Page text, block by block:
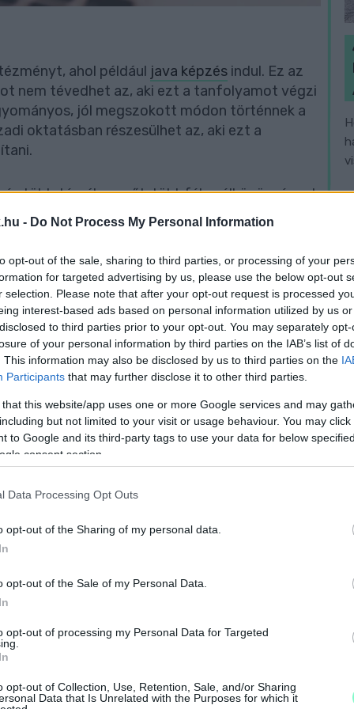
- Do Not Process My Personal Information
opt-out of the sale, sharing to third parties, or processing of your
for targeted advertising by us, please use the below opt-out
selection. Please note that after your opt-out request is processed
interest-based ads based on personal information utilized by us
to third parties prior to your opt-out. You may separately
of your personal information by third parties on the IAB’s list of
This information may also be disclosed by us to third parties on the
Participants that may further disclose it to other third parties.
that this website/app uses one or more Google services and may
but not limited to your visit or usage behaviour. You may
to Google and its third-party tags to use your data for below
consent section.
Data Processing Opt Outs
opt-out of the Sharing of my personal data.
opt-out of the Sale of my Personal Data.
opt-out of processing my Personal Data for Targeted
opt-out of Collection, Use, Retention, Sale, and/or Sharing
Data that Is Unrelated with the Purposes for which it
ahol például java képzés indul. Ez az
nem tévedhet az, aki ezt a tanfolyamot végzi
jól megszokott módon történnek a
oktatásban részesülhet az, aki ezt a
több témában, sőt, többféle célközönségnek
akik teljesen kezdők a témában, vagy azok,
jobban elmélyedni. Sőt, azok is, akik már
Akad olyan képzés is, ahol
programozási nyelvet, hogy nagyjából képbe
amelyik sorsfordító képzésként szerepelhet az
körbekérdezni az ismerősök, barátok között,
intézményt is megkérdezni a
kinek ajánlják.
jelentkezünk. Ennél az opciónál is többféle
és szépen az idő előrehaladtával építeni
junior pozíciókra, ahol aztán élesben
az elvégzésével hátra is dőlhet, és a